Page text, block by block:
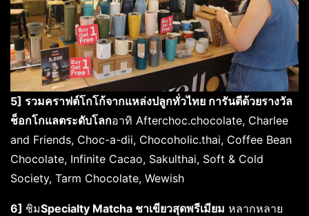
5] รวมคราฟต์โกโก้จากแหล่งปลูกทั่วไทย การันตีด้วยรางวัล
ช็อกโกแลตระดับโลกอาทิ Afterchoc.chocolate, Charlee
and Friends, Choc-a-dii, Chocoholic.thai, Coffee Bean
Chocolate, Infinite Cacao, Sakulthai, Soft & Cold
Society, Tarm Chocolate, Wewish
6] ชิมSpecialty Matcha ชาเขียวสุดพรีเมียม หลากหลาย